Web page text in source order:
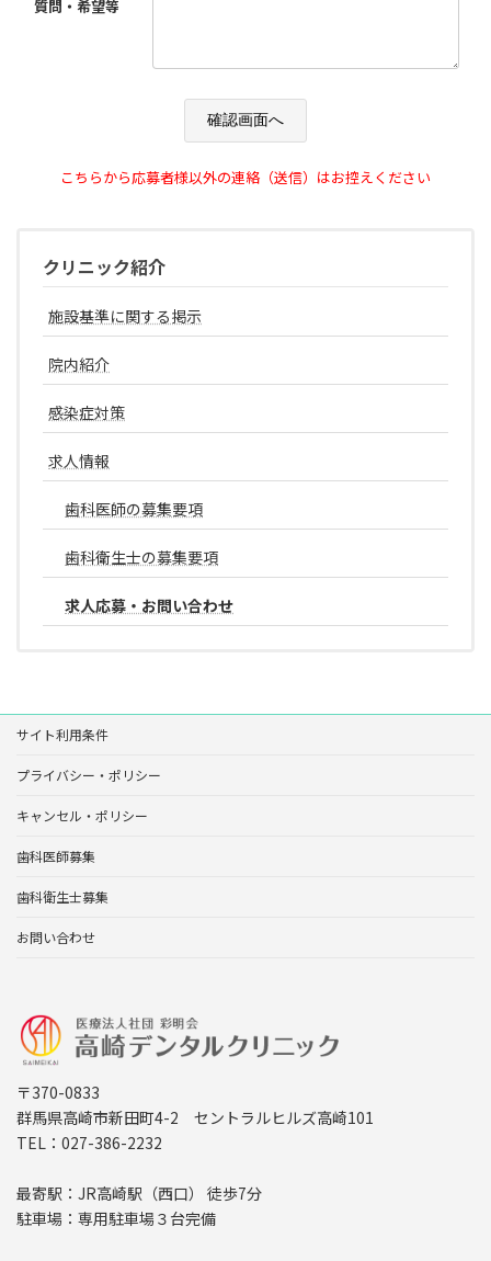
質問・希望等
こちらから応募者様以外の連絡（送信）はお控えください
クリニック紹介
施設基準に関する掲示
院内紹介
感染症対策
求人情報
歯科医師の募集要項
歯科衛生士の募集要項
求人応募・お問い合わせ
サイト利用条件
プライバシー・ポリシー
キャンセル・ポリシー
歯科医師募集
歯科衛生士募集
お問い合わせ
〒370-0833
群馬県高崎市新田町4-2 セントラルヒルズ高崎101
TEL：027-386-2232
最寄駅：JR高崎駅（西口） 徒歩7分
駐車場：専用駐車場３台完備